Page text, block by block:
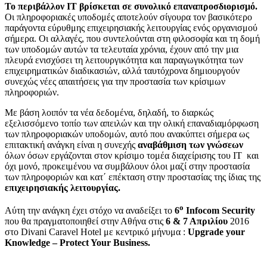
Το περιβάλλον ΙΤ βρίσκεται σε συνολικό επαναπροσδιορισμό.
Οι πληροφοριακές υποδομές αποτελούν σίγουρα τον βασικότερο
παράγοντα εύρυθμης επιχειρησιακής λειτουργίας ενός οργανισμού
σήμερα. Οι αλλαγές, που συντελούνται στη φιλοσοφία και τη δομή
των υποδομών αυτών τα τελευταία χρόνια, έχουν από την μια
πλευρά ενισχύσει τη λειτουργικότητα και παραγωγικότητα των
επιχειρηματικών διαδικασιών, αλλά ταυτόχρονα δημιουργούν
συνεχώς νέες απαιτήσεις για την προστασία των κρίσιμων
πληροφοριών.
Με βάση λοιπόν τα νέα δεδομένα, δηλαδή, το διαρκώς
εξελισσόμενο τοπίο των απειλών και την ολική επαναδιαμόρφωση
των πληροφοριακών υποδομών, αυτό που ανακύπτει σήμερα ως
επιτακτική ανάγκη είναι η συνεχής αναβάθμιση των γνώσεων
όλων όσων εργάζονται στον κρίσιμο τομέα διαχείρισης του ΙΤ και
όχι μονό, προκειμένου να συμβάλουν όλοι μαζί στην προστασία
των πληροφοριών και κατ΄ επέκταση στην προστασίας της ίδιας της
επιχειρησιακής λειτουργίας.
Αύτη την ανάγκη έχει στόχο να αναδείξει το 6ο Infocom Security
που θα πραγματοποιηθεί στην Αθήνα στις 6 & 7 Απριλίου 2016
στο Divani Caravel Hotel με κεντρικό μήνυμα : Upgrade your
Knowledge –ProtectYour Business.